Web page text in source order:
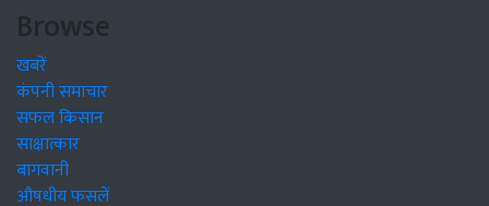
Browse
खबरें
कंपनी समाचार
सफल किसान
साक्षात्कार
बागवानी
औषधीय फसलें